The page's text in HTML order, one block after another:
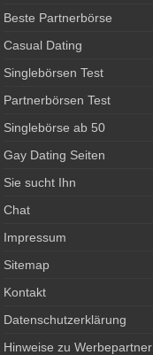
Beste Partnerbörse
Casual Dating
Singlebörsen Test
Partnerbörsen Test
Singlebörse ab 50
Gay Dating Seiten
Sie sucht Ihn
Chat
Impressum
Sitemap
Kontakt
Datenschutzerklärung
Hinweise zu Werbepartner